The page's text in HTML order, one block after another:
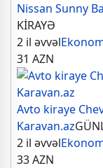
Nissan Sunny
KİRAYƏ
2 il əvvəl
31 AZN
Avto kiraye
Karavan.az
2 il əvvəl
33AZN